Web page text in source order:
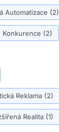
Automatizace (2)
Konkurence (2)
Reklama(2)
Realita(1)